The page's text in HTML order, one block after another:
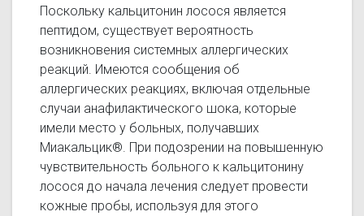
Поскольку кальцитонин лосося является
пептидом, существует вероятность
возникновения системных аллергических
реакций. Имеются сообщения об
аллергических реакциях, включая отдельные
случаи анафилактического шока, которые
имели место у больных, получавших
Миакальцик®. При подозрении на повышенную
чувствительность больного к кальцитонину
лосося до начала лечения следует провести
кожные пробы, используя для этого